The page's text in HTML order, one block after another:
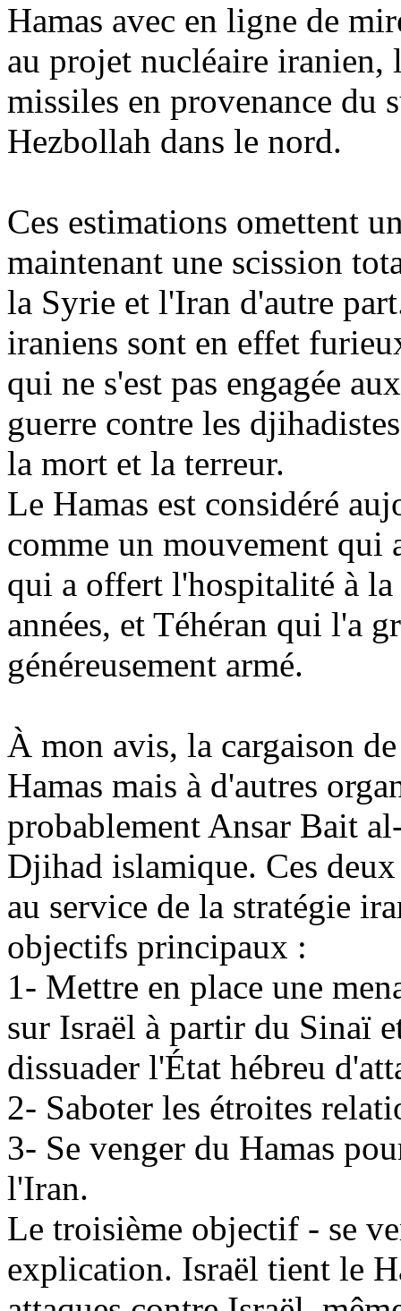
Hamas avec en ligne de
au projet nucléaire iranien,
missiles en provenance du
Hezbollah dans le nord.
Ces estimations omettent
maintenant une scission
la Syrie et l'Iran d'autre
iraniens sont en effet
qui ne s'est pas engagée
guerre contre les djihadistes
la mort et la terreur.
Le Hamas est considéré
comme un mouvement qui
qui a offert l'hospitalité à
années, et Téhéran qui l'a
généreusement armé.
À mon avis, la cargaison
Hamas mais à d'autres
probablement Ansar Bait
Djihad islamique. Ces
au service de la stratégie
objectifs principaux :
1- Mettre en place une
sur Israël à partir du Sinaï
dissuader l'État hébreu
2- Saboter les étroites
3- Se venger du Hamas
l'Iran.
Le troisième objectif - se
explication. Israël tient le